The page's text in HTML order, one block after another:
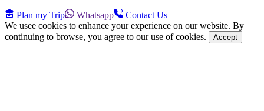
Plan my Trip Whatsapp
Contact Us
We usee cookies to enhance your experience on our website. By
continuing to browse, you agree to our use of cookies.
Accept